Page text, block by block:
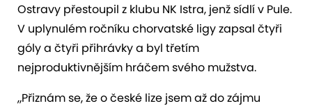
Ostravy přestoupil z klubu NK Istra, jenž sídlí v Pule.
V uplynulém ročníku chorvatské ligy zapsal čtyři
góly a čtyři přihrávky a byl třetím
nejproduktivnějším hráčem svého mužstva.
„Přiznám se, že o české lize jsem až do zájmu